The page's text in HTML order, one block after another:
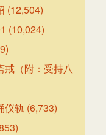
(12,504)
(10,024)
戒（附：受持八
仪轨 (6,733)